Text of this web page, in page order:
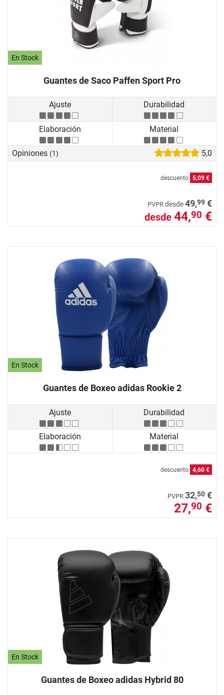
En Stock
Guantes de Saco Paffen Sport Pro
Ajuste Durabilidad
Elaboración Material
Opiniones (1) 5,0
descuento 5,09 €
PVPR desde49,99 €
desde 44,90 €
En Stock
Guantes de Boxeo adidas Rookie 2
Ajuste Durabilidad
Elaboración Material
descuento 4,60 €
PVPR 32,50 €
27,90 €
En Stock
Guantes de Boxeo adidas Hybrid 80